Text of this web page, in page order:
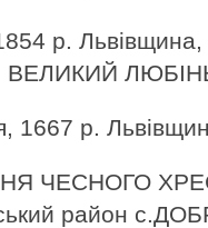
р. Львівщина,
ВЕЛИКИЙ
1667 р.
ЧЕСНОГО
район